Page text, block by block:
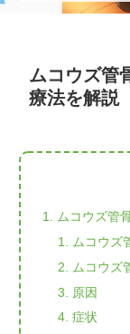
ムコウズ管
療法を解説
ムコウズ管
ムコウズ
ムコウズ
原因
症状